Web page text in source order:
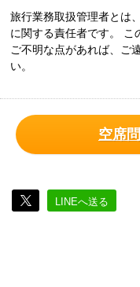
旅行業務取扱管理者とは
に関する責任者です。 こ
ご不明な点があれば、ご
い。
空席
LINEへ送る